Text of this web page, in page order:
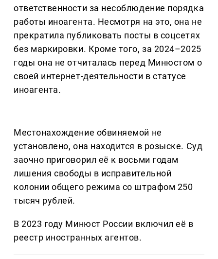
ответственности за несоблюдение порядка
работы иноагента. Несмотря на это, она не
прекратила публиковать посты в соцсетях
без маркировки. Кроме того, за 2024–2025
годы она не отчиталась перед Минюстом о
своей интернет-деятельности в статусе
иноагента.
Местонахождение обвиняемой не
установлено, она находится в розыске. Суд
заочно приговорил её к восьми годам
лишения свободы в исправительной
колонии общего режима со штрафом 250
тысяч рублей.
В 2023 году Минюст России включил её в
реестр иностранных агентов.